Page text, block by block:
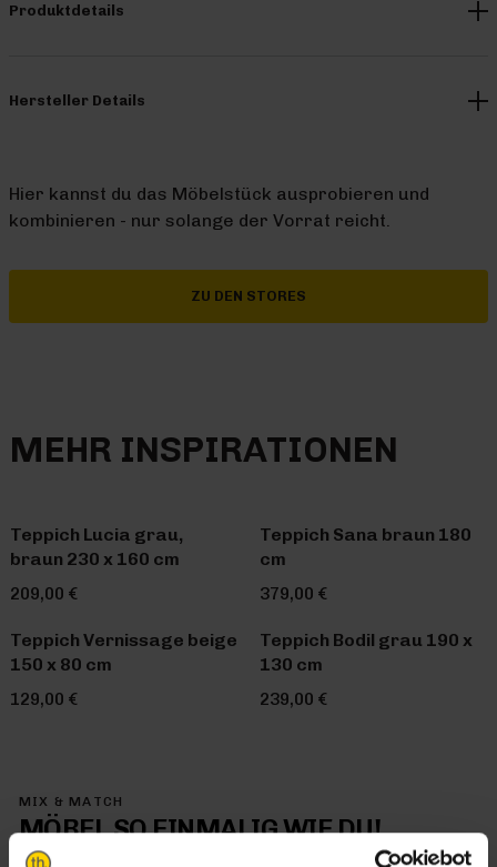
Produktdetails
Hersteller Details
Hier kannst du das Möbelstück ausprobieren und
kombinieren - nur solange der Vorrat reicht.
ZU DEN STORES
MEHR INSPIRATIONEN
Teppich Lucia grau,
braun 230 x 160 cm
209,00 €
Teppich Sana braun 180
cm
379,00 €
Teppich Vernissage beige
150 x 80 cm
129,00 €
Teppich Bodil grau 190 x
130 cm
239,00 €
MIX & MATCH
MÖBEL SO EINMALIG WIE DU!
Mit Trendhopper Mix & Match kommt jetzt genau dein Stil in